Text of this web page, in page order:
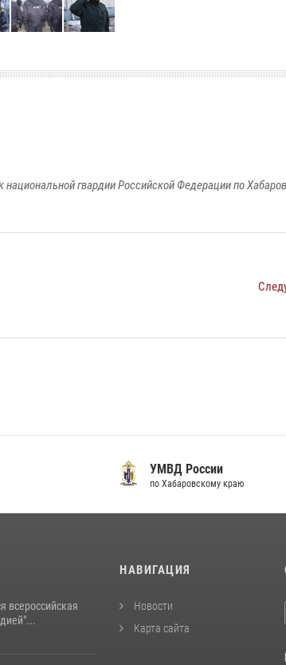
гвардии Российской Федерации по
УМВД России
по Хабаровскому краю
всероссийская
НАВИГАЦИЯ
Новости
Карта сайта